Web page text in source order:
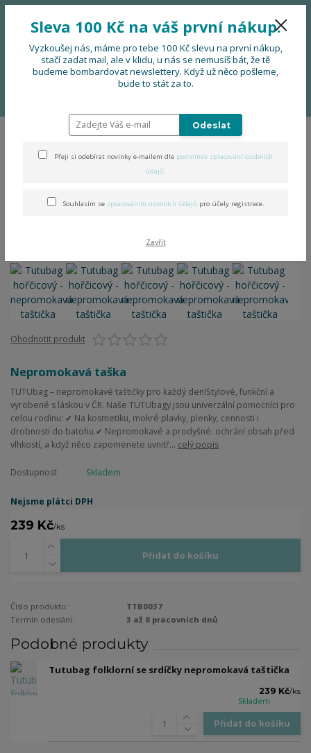
Menu
0 Kč
Tutubag hořčicový -
nepromokavá taštička
Ohodnotit produkt
Nepromokavá taška
TUTUbag – nepromokavé taštičky pro každý den!Stylové, funkční a
vyrobené s láskou v ČR. Naše TUTUbagy jsou univerzální pomocníci pro
celou rodinu: ✔ Na kosmetiku, mokré plavky, plenky, cennosti i
drobnosti do batohu.✔ Nepromokavé a prodyšné: ochrání obsah před
vlhkostí, a když něco zapomenete uvnitř... celý popis
Dostupnost Skladem
Nejsme plátci DPH
239 Kč/ks
Přidat do košíku
Číslo produktu:
TTB0037
Termín odeslání:
3 až 8 pracovních dnů
Podobné produkty
Tutubag folklorní se srdíčky nepromokavá taštička
239 Kč/ks
Skladem
Přidat do košíku
Sleva 100 Kč na váš první nákup.
Vyzkoušej nás, máme pro tebe 100 Kč slevu na první nákup,
stačí zadat mail, ale v klidu, u nás se nemusíš bát, že tě
budeme bombardovat newslettery. Když už něco pošleme,
bude to stát za to.
Odeslat
Přeji si odebírat novinky e-mailem dle podmínek zpracování osobních
údajů.
Souhlasím se zpracováním osobních údajů pro účely registrace.
Zavřít